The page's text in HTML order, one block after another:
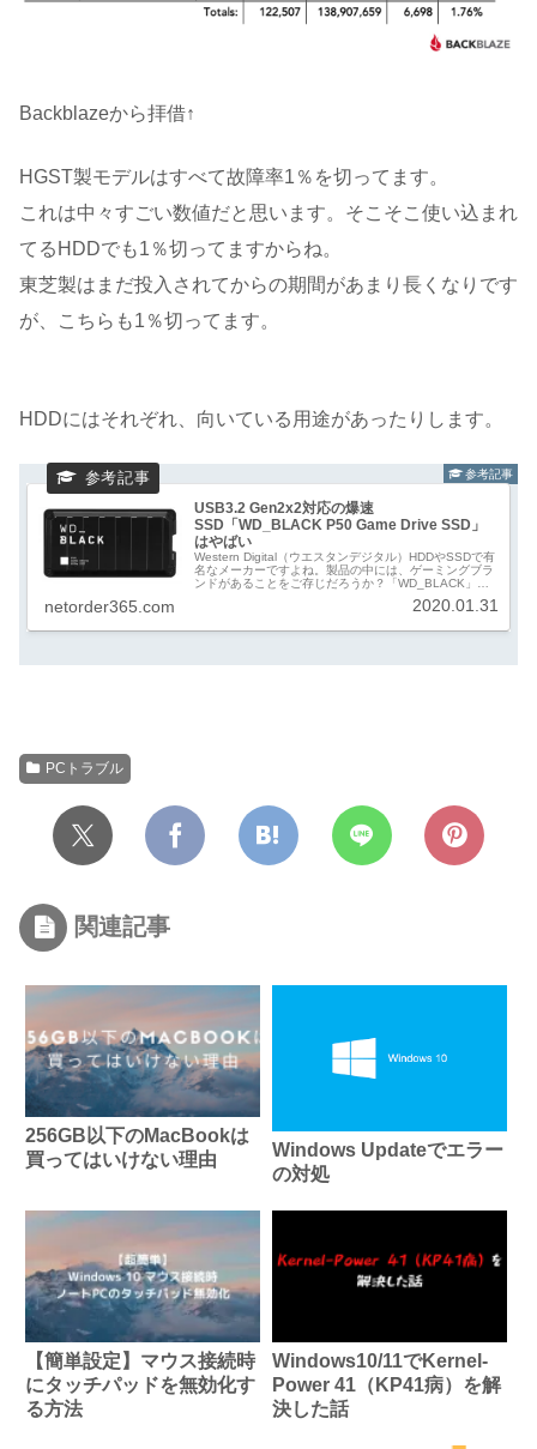
Backblazeから拝借↑
HGST製モデルはすべて故障率1％を切ってます。
これは中々すごい数値だと思います。そこそこ使い込まれ
てるHDDでも1％切ってますからね。
東芝製はまだ投入されてからの期間があまり長くなりです
が、こちらも1％切ってます。
HDDにはそれぞれ、向いている用途があったりします。
USB3.2 Gen2x2対応の爆速
SSD「WD_BLACK P50 Game Drive SSD」
はやばい
Western Digital（ウエスタンデジタル）HDDやSSDで有
名なメーカーですよね。製品の中には、ゲーミングブラ
ンドがあることをご存じだろうか？「WD_BLACK」が
netorder365.com 2020.01.31
PCトラブル
関連記事
256GB以下のMacBookは
買ってはいけない理由
Windows Updateでエラー
の対処
【簡単設定】マウス接続時
にタッチパッドを無効化す
る方法
Windows10/11でKernel-
Power 41（KP41病）を解
決した話